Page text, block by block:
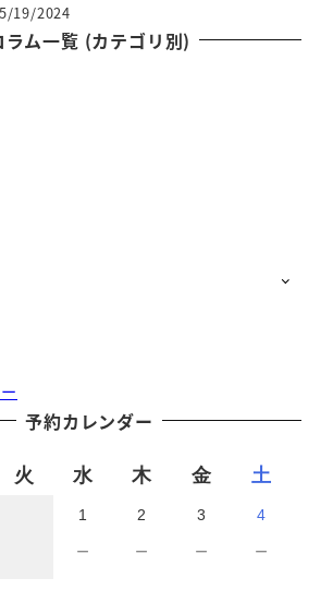
19/2024
ラム一覧 (カテゴリ別)
予約カレンダー
火 水 木 金 土
1
－
2
－
3
－
4
－